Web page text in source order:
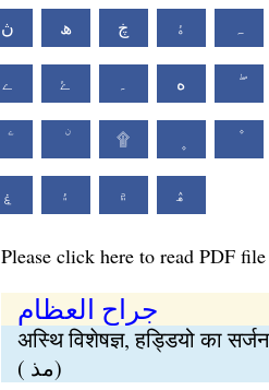
ڽ ھ ڿ ۀ
ے ۓ ە
۩
ۼ ۽ ۾ ۿ
Please click here to read PDF file
جراح العظام
अस्थि विशेषज्ञ, हड्डियो का सर्जन
( مذ)